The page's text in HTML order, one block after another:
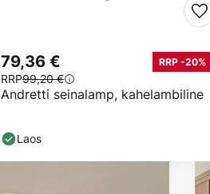
Andretti seinalamp, kahelambiline
79,36 € RRP -20%
RRP99,20 €
Laos